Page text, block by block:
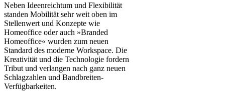
Neben Ideenreichtum und Flexibilität
standen Mobilität sehr weit oben im
Stellenwert und Konzepte wie
Homeoffice oder auch »Branded
Homeoffice« wurden zum neuen
Standard des moderne Workspace. Die
Kreativität und die Technologie fordern
Tribut und verlangen nach ganz neuen
Schlagzahlen und Bandbreiten-
Verfügbarkeiten.